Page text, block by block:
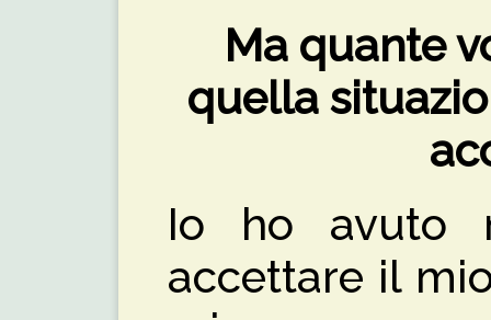
Ma quante
quella
Io ho avuto
accettare il